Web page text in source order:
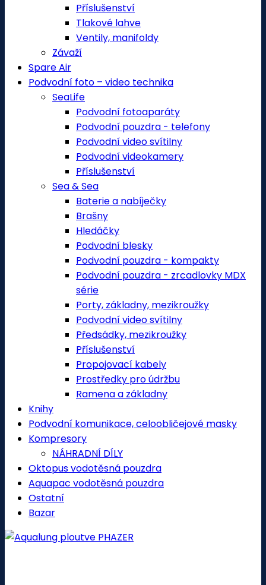
Příslušenství
Tlakové lahve
Ventily, manifoldy
Závaží
Spare Air
Podvodní foto – video technika
SeaLife
Podvodní fotoaparáty
Podvodní pouzdra - telefony
Podvodní video svítilny
Podvodní videokamery
Příslušenství
Sea & Sea
Baterie a nabíječky
Brašny
Hledáčky
Podvodní blesky
Podvodní pouzdra - kompakty
Podvodní pouzdra - zrcadlovky MDX
série
Porty, základny, mezikroužky
Podvodní video svítilny
Předsádky, mezikroužky
Příslušenství
Propojovací kabely
Prostředky pro údržbu
Ramena a základny
Knihy
Podvodní komunikace, celoobličejové masky
Kompresory
NÁHRADNÍ DÍLY
Oktopus vodotěsná pouzdra
Aquapac vodotěsná pouzdra
Ostatní
Bazar